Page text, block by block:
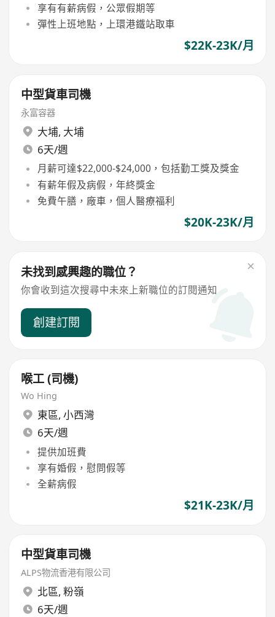
享有有薪病假，公眾假期等
彈性上班地點，上環港鐵站取車
$22K-23K/月
中型貨車司機
永富容器
大埔, 大埔
6天/週
月薪可達$22,000-$24,000，包括勤工獎及獎金
有薪年假及病假，年終獎金
免費午膳，廠車，個人醫療福利
$20K-23K/月
未找到感興趣的職位？
你會收到這次搜尋中未來上新職位的訂閱通知
創建訂閱
喉工 (司機)
Wo Hing
東區, 小西灣
6天/週
提供加班費
享有婚假，慰問假等
全薪病假
$21K-23K/月
中型貨車司機
ALPS物流香港有限公司
北區, 粉嶺
6天/週